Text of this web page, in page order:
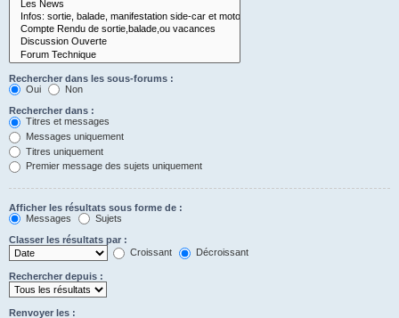
Rechercher dans les sous-forums :
Oui
Non
Rechercher dans :
Titres et messages
Messages uniquement
Titres uniquement
Premier message des sujets uniquement
Afficher les résultats sous forme de :
Messages
Sujets
Classer les résultats par :
Croissant
Décroissant
Rechercher depuis :
Renvoyer les :